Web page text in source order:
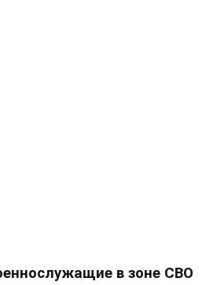
в зоне СВО